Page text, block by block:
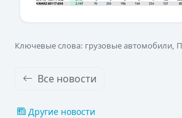
Ключевые слова: грузовые автомобили,
Все новости
Другие новости